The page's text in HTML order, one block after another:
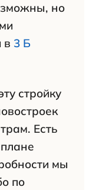
но
в 3 Б
стройку
Есть
мы
по